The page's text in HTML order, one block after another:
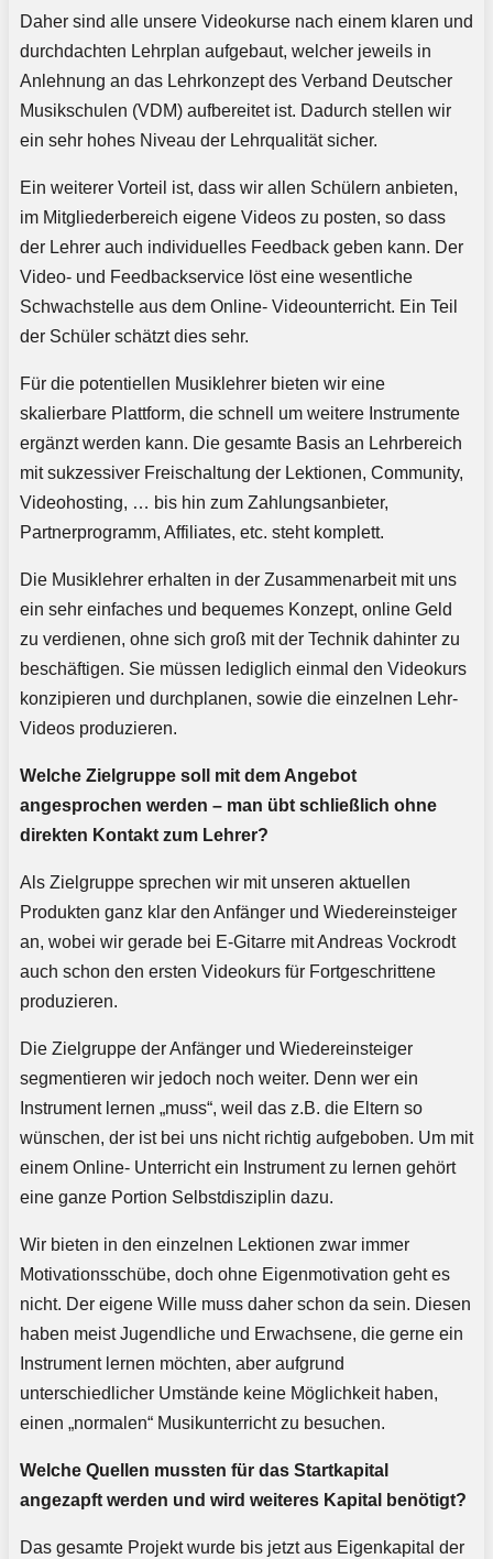
Daher sind alle unsere Videokurse nach einem klaren und
durchdachten Lehrplan aufgebaut, welcher jeweils in
Anlehnung an das Lehrkonzept des Verband Deutscher
Musikschulen (VDM) aufbereitet ist. Dadurch stellen wir
ein sehr hohes Niveau der Lehrqualität sicher.
Ein weiterer Vorteil ist, dass wir allen Schülern anbieten,
im Mitgliederbereich eigene Videos zu posten, so dass
der Lehrer auch individuelles Feedback geben kann. Der
Video- und Feedbackservice löst eine wesentliche
Schwachstelle aus dem Online- Videounterricht. Ein Teil
der Schüler schätzt dies sehr.
Für die potentiellen Musiklehrer bieten wir eine
skalierbare Plattform, die schnell um weitere Instrumente
ergänzt werden kann. Die gesamte Basis an Lehrbereich
mit sukzessiver Freischaltung der Lektionen, Community,
Videohosting, … bis hin zum Zahlungsanbieter,
Partnerprogramm, Affiliates, etc. steht komplett.
Die Musiklehrer erhalten in der Zusammenarbeit mit uns
ein sehr einfaches und bequemes Konzept, online Geld
zu verdienen, ohne sich groß mit der Technik dahinter zu
beschäftigen. Sie müssen lediglich einmal den Videokurs
konzipieren und durchplanen, sowie die einzelnen Lehr-
Videos produzieren.
Welche Zielgruppe soll mit dem Angebot
angesprochen werden – man übt schließlich ohne
direkten Kontakt zum Lehrer?
Als Zielgruppe sprechen wir mit unseren aktuellen
Produkten ganz klar den Anfänger und Wiedereinsteiger
an, wobei wir gerade bei E-Gitarre mit Andreas Vockrodt
auch schon den ersten Videokurs für Fortgeschrittene
produzieren.
Die Zielgruppe der Anfänger und Wiedereinsteiger
segmentieren wir jedoch noch weiter. Denn wer ein
Instrument lernen „muss“, weil das z.B. die Eltern so
wünschen, der ist bei uns nicht richtig aufgeboben. Um mit
einem Online- Unterricht ein Instrument zu lernen gehört
eine ganze Portion Selbstdisziplin dazu.
Wir bieten in den einzelnen Lektionen zwar immer
Motivationsschübe, doch ohne Eigenmotivation geht es
nicht. Der eigene Wille muss daher schon da sein. Diesen
haben meist Jugendliche und Erwachsene, die gerne ein
Instrument lernen möchten, aber aufgrund
unterschiedlicher Umstände keine Möglichkeit haben,
einen „normalen“ Musikunterricht zu besuchen.
Welche Quellen mussten für das Startkapital
angezapft werden und wird weiteres Kapital benötigt?
Das gesamte Projekt wurde bis jetzt aus Eigenkapital der